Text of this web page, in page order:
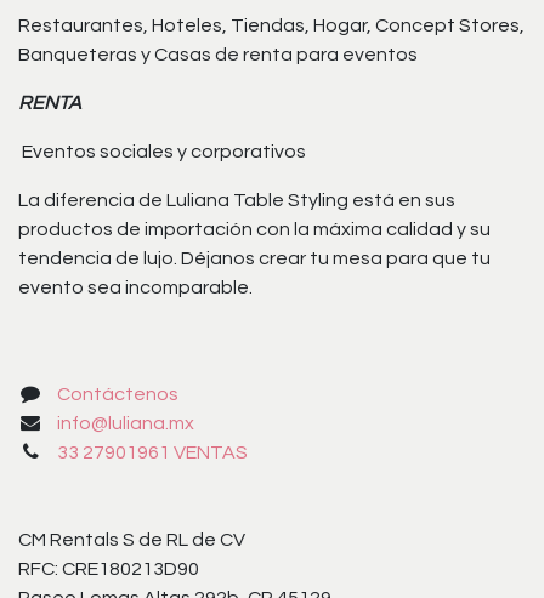
Restaurantes, Hoteles, Tiendas, Hogar, Concept Stores,
Banqueteras y Casas de renta para eventos
RENTA
Eventos sociales y corporativos
La diferencia de Luliana Table Styling está en sus
productos de importación con la máxima calidad y su
tendencia de lujo. Déjanos crear tu mesa para que tu
evento sea incomparable.
Contáctenos
info@luliana.mx
33 27901961 VENTAS
CM Rentals S de RL de CV
RFC: CRE180213D90